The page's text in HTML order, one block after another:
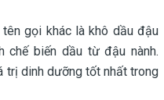
gọi khác là khô dầu đậu
chế biến dầu từ đậu nành.
trị dinh dưỡng tốt nhất trong